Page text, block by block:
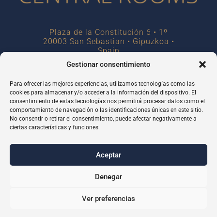
Gestionar consentimiento
Para ofrecer las mejores experiencias, utilizamos tecnologías como las
cookies para almacenar y/o acceder a la información del dispositivo. El
consentimiento de estas tecnologías nos permitirá procesar datos como el
comportamiento de navegación o las identificaciones únicas en este sitio.
No consentir o retirar el consentimiento, puede afectar negativamente a
ciertas características y funciones.
Aceptar
Denegar
Ver preferencias
Plaza de la Constitución 6 • 1º
20003 San Sebastian • Gipuzkoa •
Spain
hello@centralroomss.com
Copyright
Centralroomss 2023
Copyright
Política de Privacidad